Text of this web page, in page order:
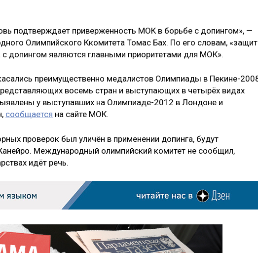
подтверждает приверженность МОК в борьбе с допингом», —
Олимпийского Ккомитета Томас Бах. По его словам,
допингом являются главными приоритетами для МОК».
преимущественно медалистов Олимпиады в Пекине-
восемь стран и выступающих в четырёх видах
у выступавших на Олимпиаде-2012 в Лондоне и
сообщается на сайте МОК.
проверок был уличён в применении допинга, будут
Международный олимпийский комитет не сообщил,
идёт речь.